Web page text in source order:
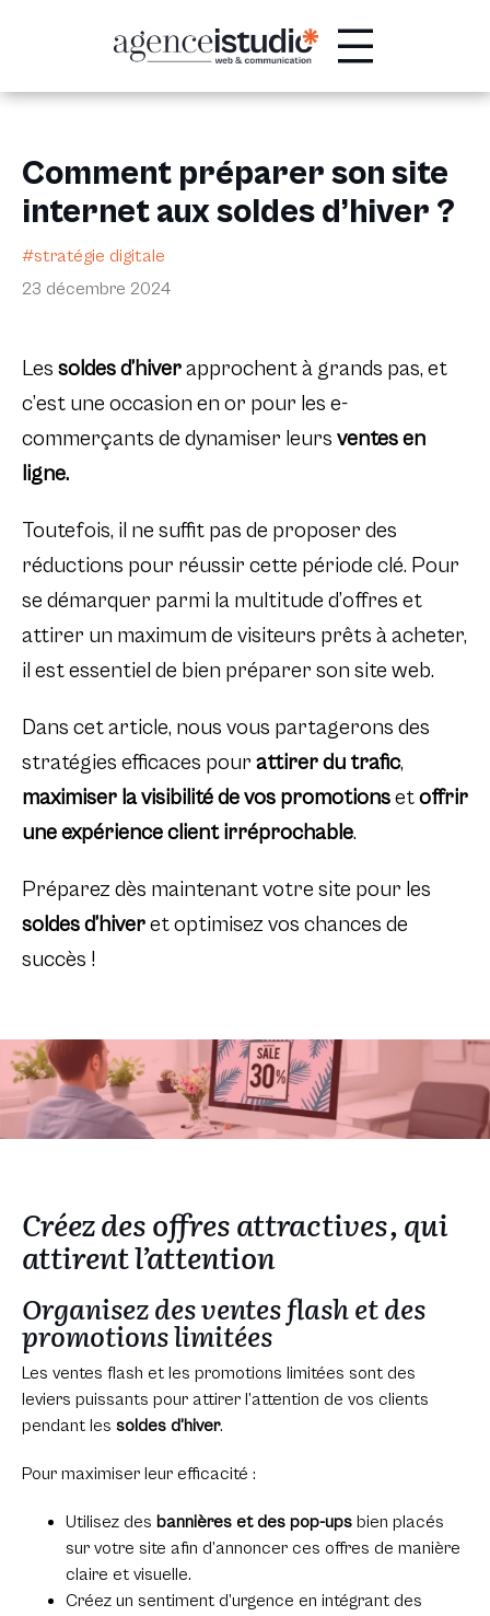
Comment préparer son site
internet aux soldes d’hiver ?
#stratégie digitale
23 décembre 2024
Les soldes d’hiverapprochent à grands pas, et
c’est une occasion en or pour les e-
commerçants de dynamiser leurs ventes en
ligne.
Toutefois, il ne suffit pas de proposer des
réductions pour réussir cette période clé. Pour
se démarquer parmi la multitude d’offres et
attirer un maximum de visiteurs prêts à acheter,
il est essentiel de bien préparer son site web.
Dans cet article, nous vous partagerons des
stratégies efficaces pour attirer du trafic,
maximiser la visibilité de vos promotionsetoffrir
une expérience client irréprochable.
Préparez dès maintenant votre site pour les
soldes d’hiveret optimisez vos chances de
succès !
Créez des offres attractives, qui
attirent l’attention
Organisez des ventes flash et des
promotions limitées
Les ventes flash et les promotions limitées sont des
leviers puissants pour attirer l’attention de vos clients
pendant les soldes d’hiver.
Pour maximiser leur efficacité :
Utilisez des bannières et des pop-upsbien placés
sur votre site afin d’annoncer ces offres de manière
claire et visuelle.
Créez un sentiment d’urgence en intégrant des